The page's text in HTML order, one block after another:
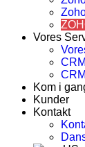
Vores
Kom i
Kunder
Kontakt